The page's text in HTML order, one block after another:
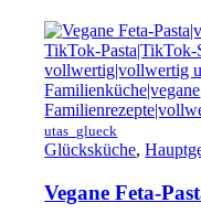
utas_glueck
Glücksküche,
Vegane Feta-